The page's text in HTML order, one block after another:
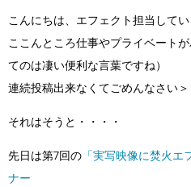
求
注目のキーワード
インディー版
3DCGとは
ゲーム開発
建築・製造
Flow Studio
こんにちは、エフェクト担当してい
ここんところ仕事やプライベート
てのは凄い便利な言葉ですね）
連続投稿出来なくてごめんなさい＞
それはそうと・・・・
先日は第7回の 「実写映像に焚火
ナー